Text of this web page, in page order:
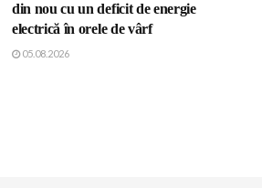
din nou cu un deficit de energie
electrică în orele de vârf
05.08.2026